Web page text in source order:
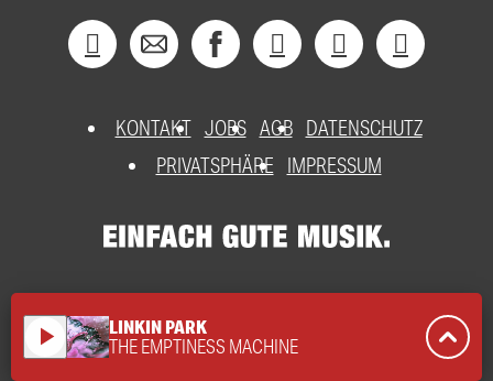
KONTAKT JOBS AGB DATENSCHUTZ
PRIVATSPHÄRE
IMPRESSUM
play_arrow LINKIN PARK
THE EMPTINESS MACHINE